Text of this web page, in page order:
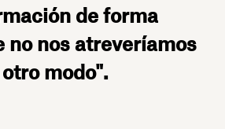
de forma
no nos atreveríamos
modo".